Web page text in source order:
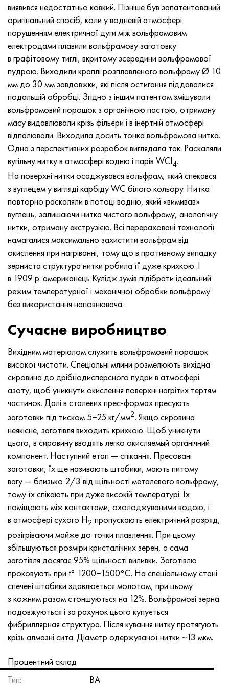
виявився недостатньо ковкий. Пізніше був запатентований
оригінальний спосіб, коли у водневій атмосфері
порушенням електричної дуги між вольфрамовим
електродами плавили вольфрамову заготовку
в графітовому тиглі, вкритому зсередини вольфрамової
пудрою. Виходили краплі розплавленого вольфраму Ø 10
мм до 30 мм завдовжки, які після остигання піддавалися
подальшій обробці. Згідно з іншим патентом змішували
вольфрамовий порошок з органічною пастою, отриману
масу видавлювали крізь фільєри і в інертній атмосфері
відпалювали. Виходила досить тонка вольфрамова нитка.
Одна з перспективних розробок виглядала так. Раскаляли
вугільну нитку в атмосфері водню і парів WCl4.
На поверхні нитки осаджувався вольфрам, який спекався
з вуглецем у вигляді карбіду WC білого кольору. Нитка
повторно раскаляли в потоці водню, який «вимивав»
вуглець, залишаючи нитка чистого вольфраму, аналогічну
нитки, отриману екструзією. Всі перераховані технології
намагалися максимально захистити вольфрам від
окислення при нагріванні, тому що в противному випадку
зерниста структура нитки робила її дуже крихкою. І
в 1909 р. американець Кулідж зумів підібрати ідеальний
режим температурної і механічної обробки вольфраму
без використання наповнювача.
Сучасне виробництво
Вихідним матеріалом служить вольфрамовий порошок
високої чистоти. Спеціальні млини розмелюють вихідна
сировина до дрібнодисперсного пудри в атмосфері
азоту, щоб уникнути окислення поверхні нагрітих тертям
частинок. Далі в сталевих прес-формах пресують
заготовки під тиском 5−25 кг/мм2. Якщо сировина
неякісне, заготівля виходить крихкою. Щоб уникнути
цього, в сировину вводять легко окисляемый органічний
компонент. Наступний етап — спікання. Пресовані
заготовки, їх ще називають штабики, мають питому
вагу — близько 2/3 від щільності металевого вольфраму,
тому їх спікають при дуже високій температурі. Їх
поміщають між контактами, охолоджуваними водою, і
в атмосфері сухого Н2 пропускають електричний розряд,
розігріваючи майже до точки плавлення. При цьому
збільшуються розміри кристалічних зерен, а сама
заготівля досягає 95% щільності виливки. Заготівлю
проковують при t° 1200−1500°С. На спеціальному стані
спечені штабики здавлюється молотом, при цьому
з кожним разом стоншуються на 12%. Вольфрамові зерна
подовжуються і за рахунок цього купується
фибриллярная структура. Після кування нитку протягують
крізь алмазні сита. Діаметр одержуваної нитки ~13 мкм.
Процентний склад
Тип:
ВА
MP159
Multimet n155
Никрофер 5923 hMo
Никрофер 6030
Нитроник 40
Нитроник 50
Нитроник 60
Нитроник 75
Нимоник 80а
Нимоник 90
Нимоник 263
Haynes 25
Хайнс 188
Haynes 230
Хастеллой b2
Хастеллой b3
Хастеллой c4
Хастеллой c22
Хастеллой C-276
Хастеллой C2000
Хастеллой 3
Хастеллой x
Удимет 500
Стрічка, коло, дріт 56ДГНХ
Стрічка 68НХВКТЮ
труба 79НМ
Стрічка, коло, дріт 80НМ
80НМВ-ВІ
80НХС
81НМА
Види прецизійних сплавів
термобіметалів
Труба прецизійна
Лист, круг, дріт ХН73МБТЮ
Труба ХН70Ю
Труба ХН75МБТЮ
Лист, круг, дріт ХН75ТБЮ
Лист, круг, дріт ХН77ТЮ
труба ХН77ТЮР
труба ХН78Т
Лист, круг, дріт ХН80ТБЮ
Лист, круг, дріт Н65М
Лист, круг, дріт Н70МФВ
5B
ТЛ5
АТ-6
МС-6
14 титан
СП -17
40 титан
1.4567 - aisi 304Cu
1.4570 - aisi303Cu
1.4574 - Alloy PH 15-7 Mo®
1.4580 - aisi 316Cb
1.4597 - aisi 204Cu
Сплав 28 - 1.4563
Сплав 31 - 1.4562
Сплав 254smo® - 1.4547
Сплав 926 - 1.4529
AM-350 - ams 5548
AM-355 - ams 5547
Сustom 450® - uns S45000
Greek Ascoloy 418
Труба корозійно-стійка
15Х16Н2АМ
18Х11МНФБ
18Х12ВМБФР
20Х12ВНМФ
20Х3МВФ
21НКМТ
37Х12Н8Г8МФБ
40Х10С2М
40Х9С2
45Х14Н14В2М
90Х18МФ
95Х18
30Х, aisi 5130, 30h
30хгс, 30hgs
30ХГСА, 30hgsa
30хгсн2а, 30hgsna
30хн2ма, 30CrNiMo8
30хн3а, 31nicr14
34хн3ма, 36NiCrMo16, 35NiCrMo16
35hgs, 35хгс
35hgsa, 35ХГСА
ас35г2, 36smnpb14, 1.0765
38х2н2ма, 34CrNiMo6, 40NiCrMo7
40хн2ма, 34CrNiMo4, 36hnm
38ХС, 37hs
38ХА, 37Cr4, aisi 5135
38ХН3МФА, 35nicrmov12-5
40Г, 40Mn4, aisi 1035
38ХМ, 42CrMo4, aisi 1.7225
40ХН, 36NiCr6, aisi 3135
40ХФА, 1.7223, aisi 4142
45Х, 45h, 1.7035
45ХН2МФА, k2425, 45hnmf
А40Г, 44smn28, 1.0762, 46s20